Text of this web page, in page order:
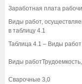
Заработная плата
Виды работ,
в таблицу 4.1
Таблица 4.1 – Виды работ
Виды работ
Сварочные 3,0